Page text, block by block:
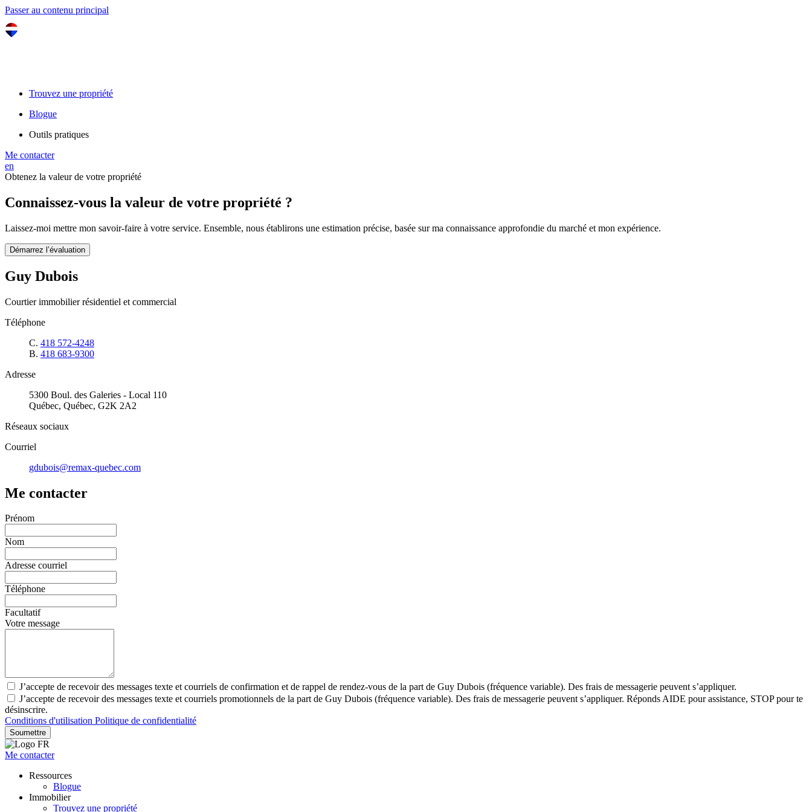
Passer au contenu principal
Trouvez une propriété
Blogue
Outils pratiques
Me contacter
en
Obtenez la valeur de votre propriété
Connaissez-vous la valeur de votre propriété ?
Laissez-moi mettre mon savoir-faire à votre service. Ensemble, nous établirons une estimation précise, basée sur ma connaissance approfondie du marché et mon expérience.
Démarrez l’évaluation
Guy Dubois
Courtier immobilier résidentiel et commercial
Téléphone
C. 418 572-4248
B. 418 683-9300
Adresse
5300 Boul. des Galeries - Local 110
Québec, Québec, G2K 2A2
Réseaux sociaux
Courriel
gdubois@remax-quebec.com
Me contacter
Prénom
Nom
Adresse courriel
Téléphone
Facultatif
Votre message
J’accepte de recevoir des messages texte et courriels de confirmation et de rappel de rendez-vous de la part de Guy Dubois (fréquence variable). Des frais de messagerie peuvent s’appliquer.
J’accepte de recevoir des messages texte et courriels promotionnels de la part de Guy Dubois (fréquence variable). Des frais de messagerie peuvent s’appliquer. Réponds AIDE pour assistance, STOP pour te
désinscrire.
Conditions d'utilisation Politique de confidentialité
Soumettre
Me contacter
Ressources
Blogue
Immobilier
Trouvez une propriété